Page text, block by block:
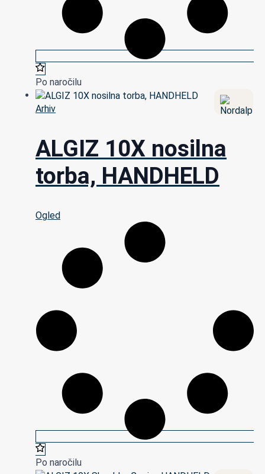
Po naročilu
Arhiv
ALGIZ 10X nosilna
torba, HANDHELD
Ogled
Po naročilu